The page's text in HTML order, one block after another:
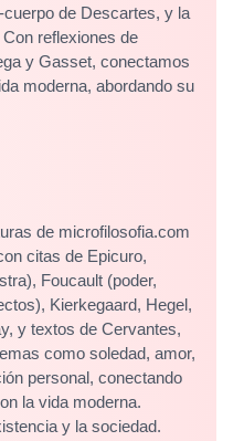
de Descartes, y la
reflexiones de
y Gasset, conectamos
moderna, abordando su
de microfilosofia.com
citas de Epicuro,
Foucault (poder,
Kierkegaard, Hegel,
y textos de Cervantes,
como soledad, amor,
personal, conectando
la vida moderna.
y la sociedad.